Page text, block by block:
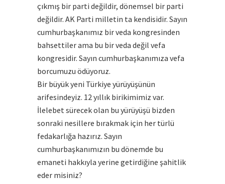
çıkmış bir parti değildir, dönemsel bir parti
değildir. AK Parti milletin ta kendisidir. Sayın
cumhurbaşkanımız bir veda kongresinden
bahsettiler ama bu bir veda değil vefa
kongresidir. Sayın cumhurbaşkanımıza vefa
borcumuzu ödüyoruz.
Bir büyük yeni Türkiye yürüyüşünün
arifesindeyiz. 12 yıllık birikimimiz var.
İlelebet sürecek olan bu yürüyüşü bizden
sonraki nesillere bırakmak için her türlü
fedakarlığa hazırız. Sayın
cumhurbaşkanımızın bu dönemde bu
emaneti hakkıyla yerine getirdiğine şahitlik
eder misiniz?